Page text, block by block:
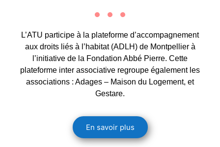
L’ATU participe à la plateforme d’accompagnement
aux droits liés à l’habitat (ADLH) de Montpellier à
l’initiative de la Fondation Abbé Pierre. Cette
plateforme inter associative regroupe également les
associations : Adages – Maison du Logement, et
Gestare.
En savoir plus